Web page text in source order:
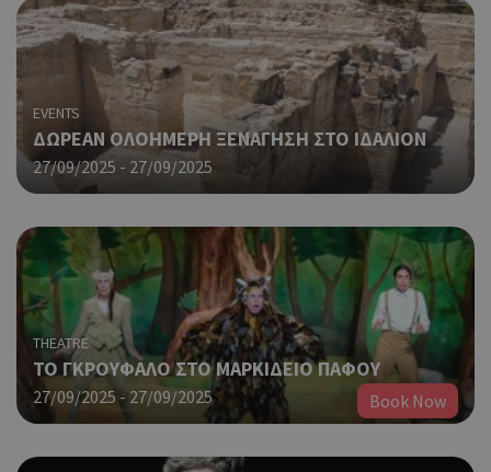
EVENTS
ΔΩΡΕΑΝ ΟΛΟΗΜΕΡΗ ΞΕΝΑΓΗΣΗ ΣΤΟ ΙΔΑΛΙΟΝ
27/09/2025 - 27/09/2025
THEATRE
TO ΓΚΡΟΥΦΑΛΟ ΣΤΟ MΑΡΚΙΔΕΙΟ ΠΑΦΟΥ
27/09/2025 - 27/09/2025 Book Now